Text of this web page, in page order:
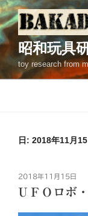
コ
ン
テ
ン
ツ
へ
昭和玩具
toy research from
日: 2018年11月15
投
稿
日:
2018年11月15日
ＵＦＯロボ